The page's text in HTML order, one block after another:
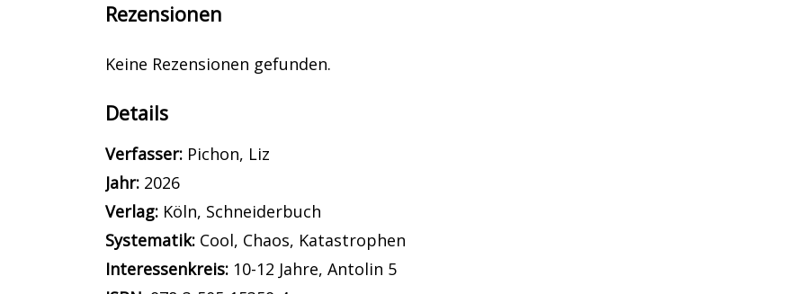
Rezensionen
Keine Rezensionen gefunden.
Details
Verfasser: Suche nach diesem Verfasser
Pichon, Liz
Jahr: 2026
Verlag: Köln, Schneiderbuch
opens in new tab
Diesen Link in neuem Tab öffnen
Systematik: Suche nach dieser Systematik
Cool, Chaos, Katastrophen
Interessenkreis: Suche nach diesem Interessenskreis
10-12 Jahre, Antolin 5